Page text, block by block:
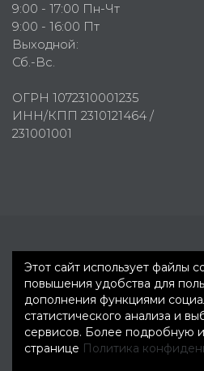
9:00 - 17:00 Пн-Чт
9:00 - 16:00 Пт
Выходной:
Сб.-Вс.
ОГРН 1072310001235
ИНН/КПП 2310121464 /
231001001
Этот сайт использует файлы
повышения удобства для
дополнения функциями
статистического анализа и
сервисов. Более подробную
странице Политика